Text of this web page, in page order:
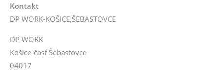
Kontakt
DP WORK-KOŠICE,ŠEBASTOVCE
DP WORK
Košice-časť Šebastovce
04017